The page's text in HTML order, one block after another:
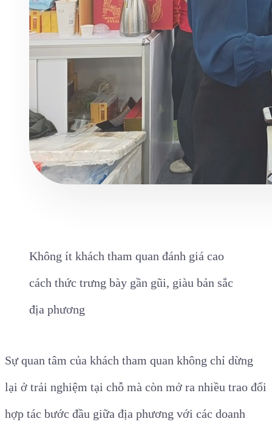
Không ít khách tham quan đánh giá cao
cách thức trưng bày gần gũi, giàu bản sắc
địa phương
Sự quan tâm của khách tham quan không chỉ dừng
lại ở trải nghiệm tại chỗ mà còn mở ra nhiều trao đổi
hợp tác bước đầu giữa địa phương với các doanh